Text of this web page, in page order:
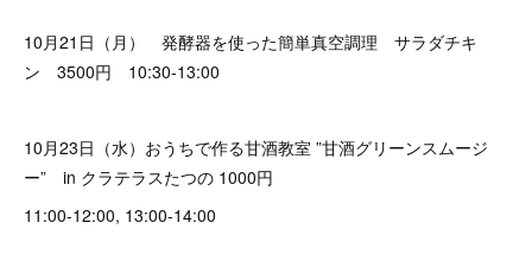
10月21日（月） 発酵器を使った簡単真空調理 サラダチキ
ン 3500円 10:30-13:00
10月23日（水）おうちで作る甘酒教室 ”甘酒グリーンスムージ
ー” in クラテラスたつの 1000円
11:00-12:00, 13:00-14:00